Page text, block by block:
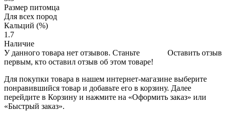
Размер питомца
Для всех пород
Кальций (%)
1.7
Наличие
Оставить отзыв
У данного товара нет отзывов. Станьте
первым, кто оставил отзыв об этом товаре!
Для покупки товара в нашем интернет-магазине выберите
понравившийся товар и добавьте его в корзину. Далее
перейдите в Корзину и нажмите на «Оформить заказ» или
«Быстрый заказ».